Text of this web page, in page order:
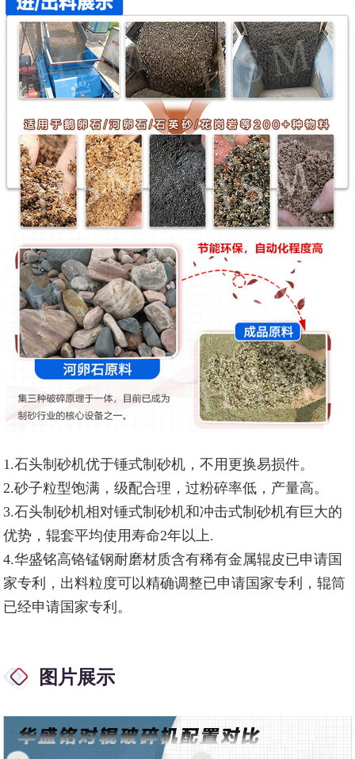
1.石头制砂机优于锤式制砂机，不用更换易损件。
2.砂子粒型饱满，级配合理，过粉碎率低，产量高。
3.石头制砂机相对锤式制砂机和冲击式制砂机有巨大的
优势，辊套平均使用寿命2年以上.
4.华盛铭高铬锰钢耐磨材质含有稀有金属辊皮已申请国
家专利，出料粒度可以精确调整已申请国家专利，辊筒
已经申请国家专利。
图片展示